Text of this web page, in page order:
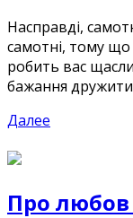
Насправді,
самотні, тому що
робить вас
бажання
Далее
Про любов